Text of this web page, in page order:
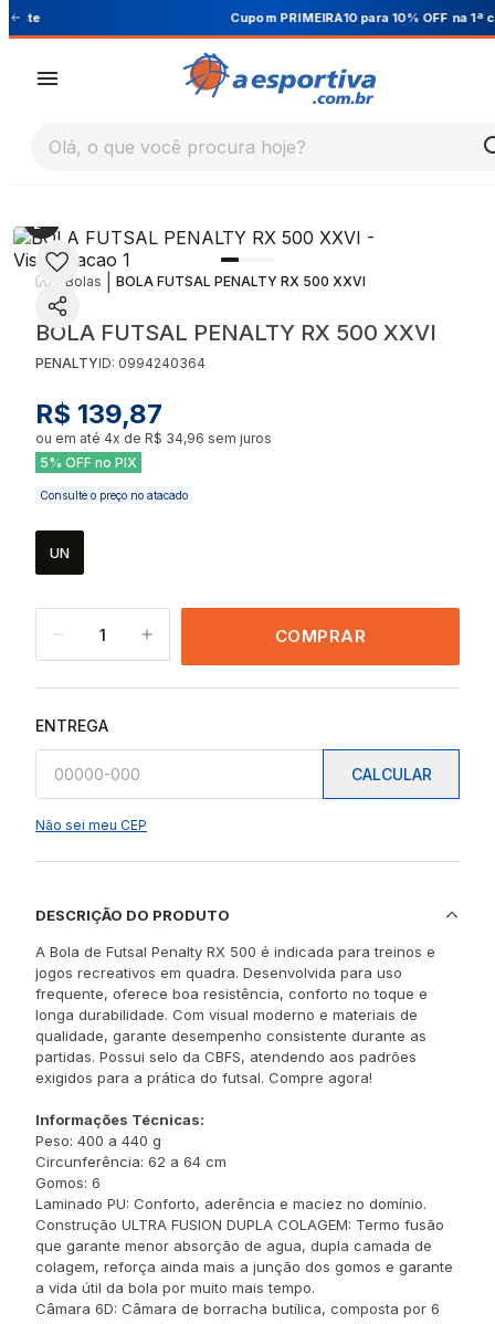
Cupom PRIMEIRA10 para 10% OFF na 1ª compra
Olá, o que você procura hoje?
Bolas BOLA FUTSAL PENALTY RX 500 XXVI
BOLA FUTSAL PENALTY RX 500 XXVI
PENALTYID: 0994240364
R$ 139,87
ou em até 4x de R$ 34,96 sem juros
5% OFF no PIX
Consulte o preço no atacado
UN
1 COMPRAR
ENTREGA
CALCULAR
Não sei meu CEP
DESCRIÇÃO DO PRODUTO
A Bola de Futsal Penalty RX 500 é indicada para treinos e
jogos recreativos em quadra. Desenvolvida para uso
frequente, oferece boa resistência, conforto no toque e
longa durabilidade. Com visual moderno e materiais de
qualidade, garante desempenho consistente durante as
partidas. Possui selo da CBFS, atendendo aos padrões
exigidos para a prática do futsal. Compre agora!
Informações Técnicas:
Peso: 400 a 440 g
Circunferência: 62 a 64 cm
Gomos: 6
Laminado PU: Conforto, aderência e maciez no domínio.
Construção ULTRA FUSION DUPLA COLAGEM: Termo fusão
que garante menor absorção de agua, dupla camada de
colagem, reforça ainda mais a junção dos gomos e garante
a vida útil da bola por muito mais tempo.
Câmara 6D: Câmara de borracha butílica, composta por 6